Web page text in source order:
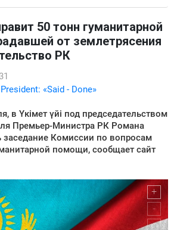
50 тонн гуманитарной
от землетрясения
РК
«Said - Done»
в Үкімет үйі под председательством
Премьер-Министра РК Романа
заседание Комиссии по вопросам
помощи, сообщает сайт